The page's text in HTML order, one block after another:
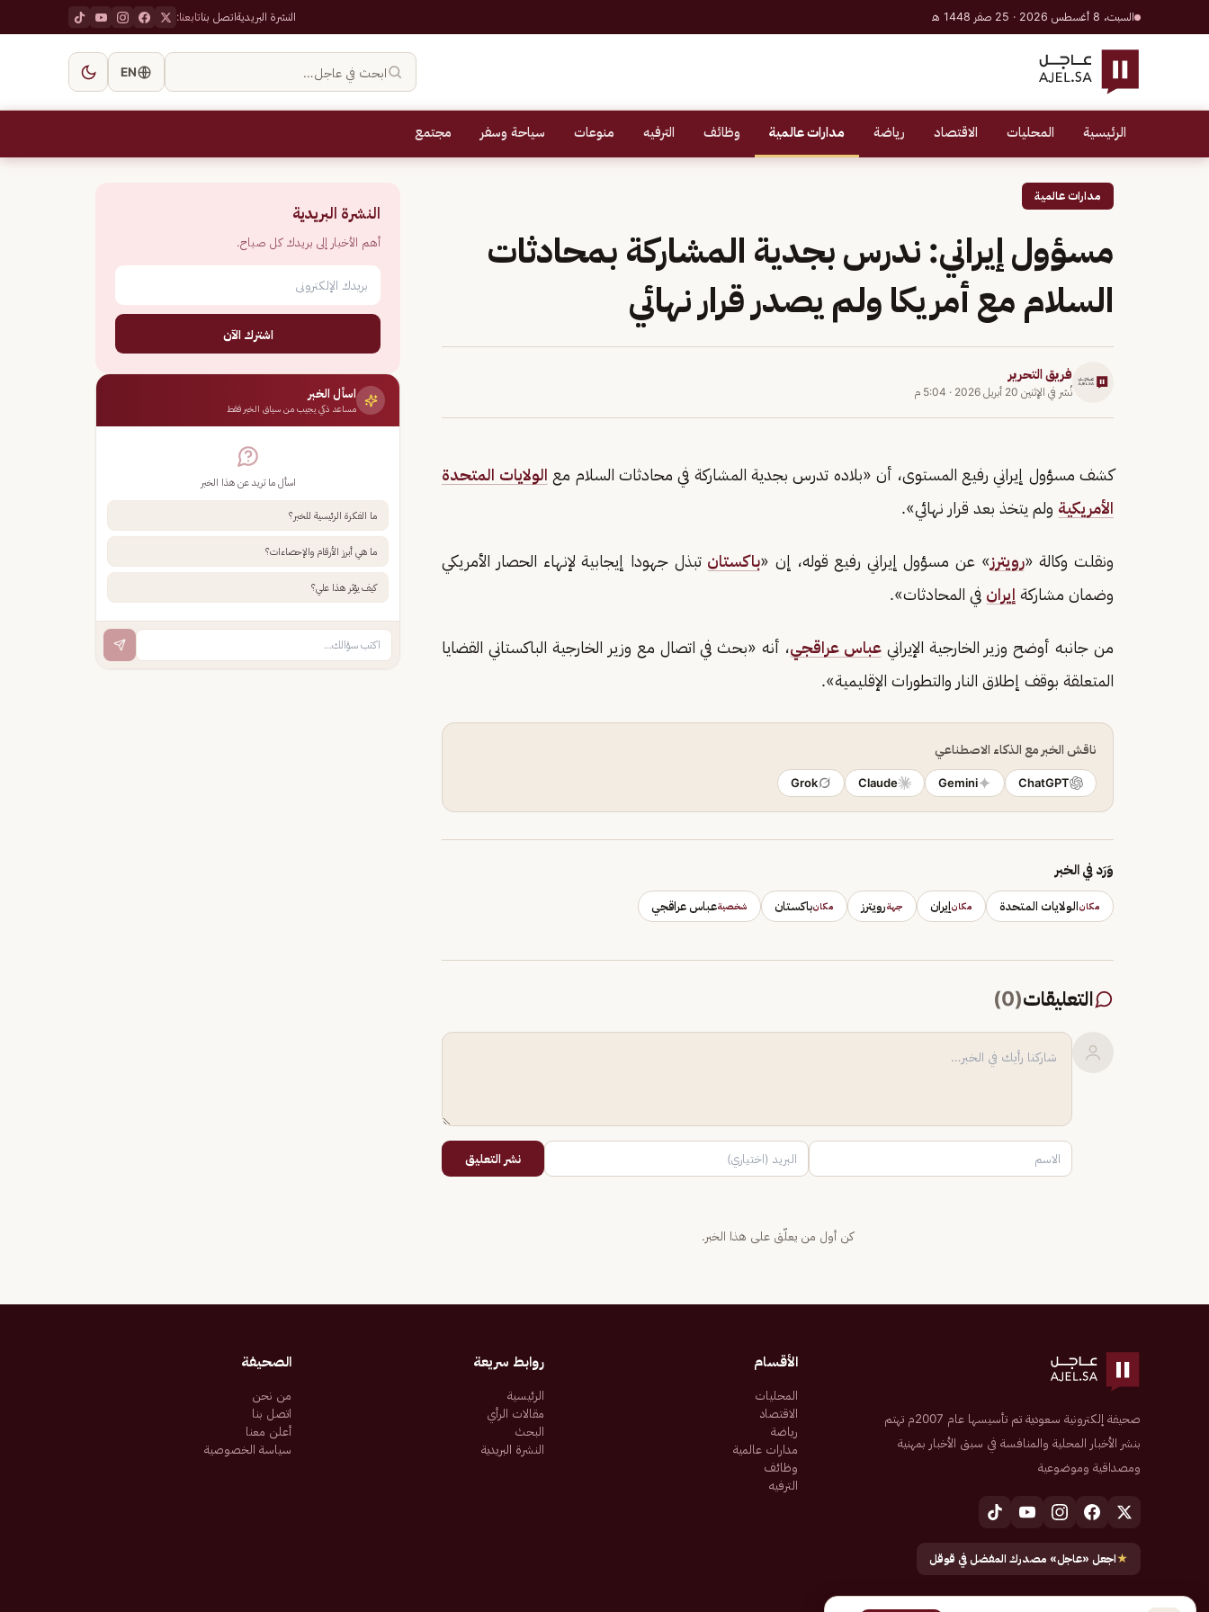
السبت، 8 أغسطس 2026 · 25 صفر 1448 هـ النشرة البريديةاتصل بناتابعنا:
ابحث في عاجل… EN
الرئيسية المحليات الاقتصاد رياضة مدارات عالمية وظائف الترفيه منوعات سياحة وسفر مجتمع
مدارات عالمية
مسؤول إيراني: ندرس بجدية المشاركة بمحادثات
السلام مع أمريكا ولم يصدر قرار نهائي
فريق التحرير
نُشر في الإثنين 20 أبريل 2026 · 5:04 م
كشف مسؤول إيراني رفيع المستوى، أن «بلاده تدرس بجدية المشاركة في محادثات السلام مع الولايات المتحدة
الأمريكية ولم يتخذ بعد قرار نهائي».
ونقلت وكالة «رويترز» عن مسؤول إيراني رفيع قوله، إن «باكستان تبذل جهودا إيجابية لإنهاء الحصار الأمريكي
وضمان مشاركة إيران في المحادثات».
من جانبه أوضح وزير الخارجية الإيرانيعباس عراقجي، أنه «بحث في اتصال مع وزير الخارجية الباكستاني القضايا
المتعلقة بوقف إطلاق النار والتطورات الإقليمية».
ناقش الخبر مع الذكاء الاصطناعي
ChatGPT
Gemini
Claude
Grok
وَرَد في الخبر
مكانالولايات المتحدة مكانإيران جهةرويترز مكانباكستان شخصيةعباس عراقجي
التعليقات(
0
)
نشر التعليق
كن أول من يعلّق على هذا الخبر.
النشرة البريدية
أهم الأخبار إلى بريدك كل صباح.
اشترك الآن
اسأل الخبر
مساعد ذكي يجيب من سياق الخبر فقط
اسأل ما تريد عن هذا الخبر
ما الفكرة الرئيسية للخبر؟
ما هي أبرز الأرقام والإحصاءات؟
كيف يؤثر هذا علي؟
صحيفة إلكترونية سعودية تم تأسيسها عام 2007م تهتم
بنشر الأخبار المحلية والمنافسة في سبق الأخبار بمهنية
ومصداقية وموضوعية
★اجعل «عاجل» مصدرك المفضل في قوقل
الأقسام
المحليات
الاقتصاد
رياضة
مدارات عالمية
وظائف
الترفيه
روابط سريعة
الرئيسية
مقالات الرأي
البحث
النشرة البريدية
الصحيفة
من نحن
اتصل بنا
أعلن معنا
سياسة الخصوصية